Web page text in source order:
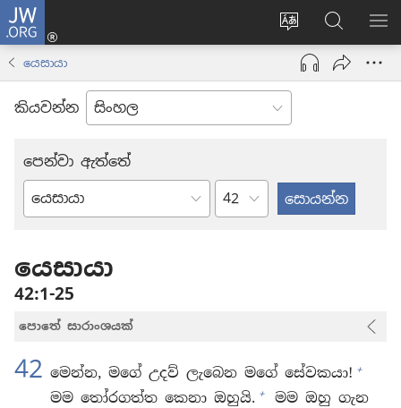
JW.ORG
Change
site
language
ලොගින්
(opens
window)
JW.ORG
වෙබ්
අඩවියෙන්
යෙසායා
කියවන්න
පෙන්වා ඇත්තේ
බයිබලයේ
පරිච්ඡේදය
යෙසායා
42:1-25
පොතේ සාරාංශයක්
42 මෙන්න, මගේ උදව් ලැබෙන මගේ සේවකයා! +
මම තෝරගත්ත කෙනා ඔහුයි. +
මම ඔහු ගැන